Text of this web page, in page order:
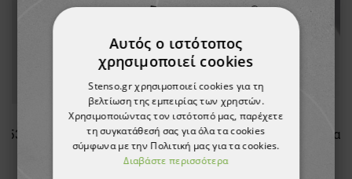
Γυαλιά ασφαλείας FEATHER-FIT
5,58 €
Αυτός ο ιστότοπος
χρησιμοποιεί cookies
Stenso.gr χρησιμοποιεί cookies για τη
βελτίωση της εμπειρίας των χρηστών.
Χρησιμοποιώντας τον ιστότοπό μας, παρέχετε
τη συγκατάθεσή σας για όλα τα cookies
σύμφωνα με την Πολιτική μας για τα cookies.
Διαβάστε περισσότερα